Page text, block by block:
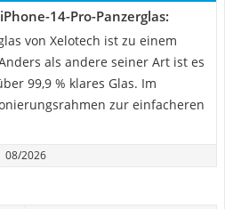
14-Pro-Panzerglas:
von Xelotech ist zu einem
als andere seiner Art ist es
99,9 % klares Glas. Im
zur einfacheren
08/2026